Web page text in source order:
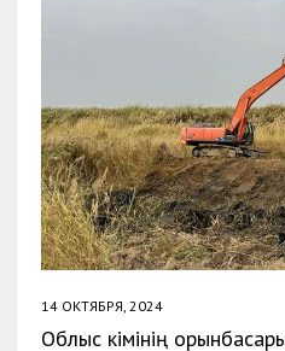
14 ОКТЯБРЯ, 2024
Облыс әкімінің